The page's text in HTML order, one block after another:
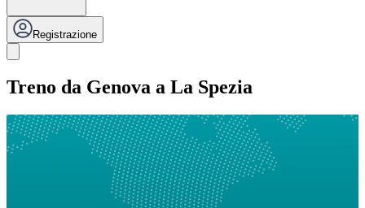
Registrazione
Treno da Genova a La Spezia